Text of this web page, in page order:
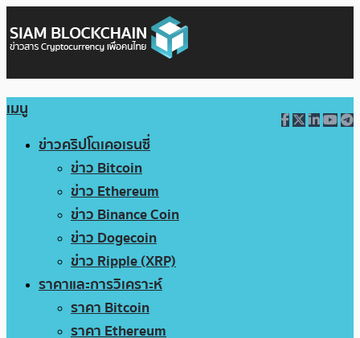
เมนู
ข่าวคริปโตเคอเรนซี่
ข่าว Bitcoin
ข่าว Ethereum
ข่าว Binance Coin
ข่าว Dogecoin
ข่าว Ripple (XRP)
ราคาและการวิเคราะห์
ราคา Bitcoin
ราคา Ethereum